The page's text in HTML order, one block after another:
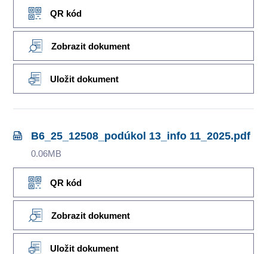
QR kód
Zobrazit dokument
Uložit dokument
B6_25_12508_podúkol 13_info 11_2025.pdf
0.06MB
QR kód
Zobrazit dokument
Uložit dokument